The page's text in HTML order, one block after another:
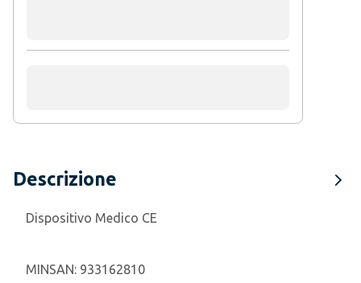
Descrizione
Dispositivo Medico CE
MINSAN: 933162810